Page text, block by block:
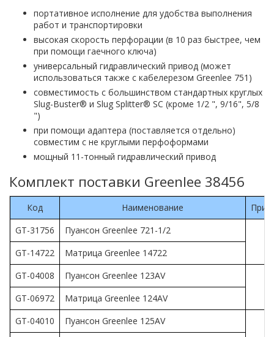
портативное исполнение для удобства выполнения
работ и транспортировки
высокая скорость перфорации (в 10 раз быстрее, чем
при помощи гаечного ключа)
универсальный гидравлический привод (может
использоваться также с кабелерезом Greenlee 751)
совместимость с большинством стандартных круглых
Slug-Buster® и Slug Splitter® SC (кроме 1/2 ", 9/16", 5/8
")
при помощи адаптера (поставляется отдельно)
совместим с не круглыми перфоформами
мощный 11-тонный гидравлический привод
Комплект поставки Greenlee 38456
Код Наименование
GT-31756
Пуансон Greenlee 721-1/2
GT-14722
Матрица Greenlee 14722
GT-04008
Пуансон Greenlee 123AV
GT-06972
Матрица Greenlee 124AV
GT-04010
Пуансон Greenlee 125AV